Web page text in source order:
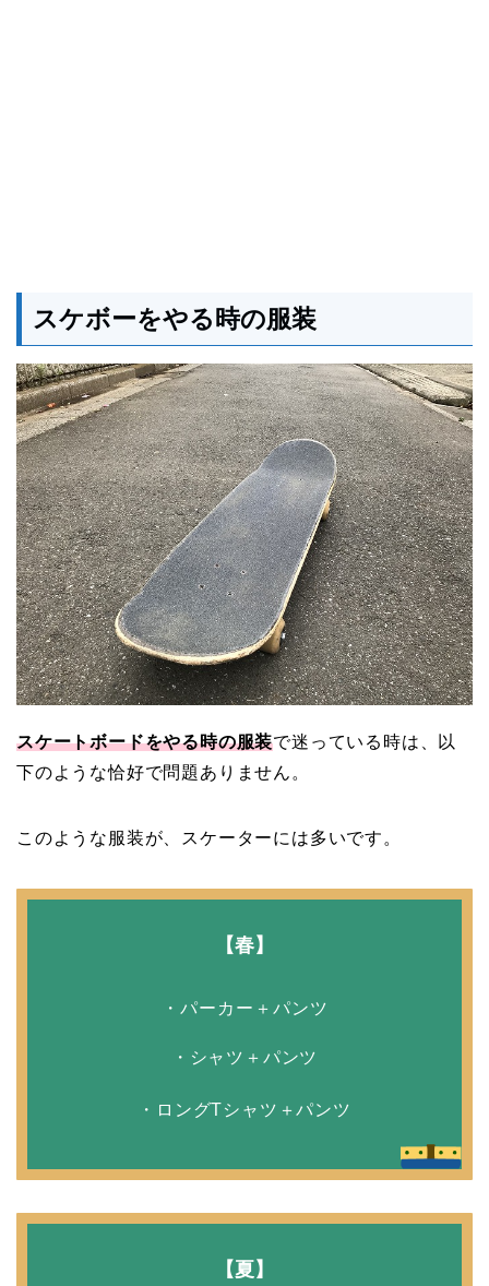
スケボーをやる時の服装
スケートボードをやる時の服装で迷っている時は、以
下のような恰好で問題ありません。
このような服装が、スケーターには多いです。
【春】
・パーカー＋パンツ
・シャツ＋パンツ
・ロングTシャツ＋パンツ
【夏】